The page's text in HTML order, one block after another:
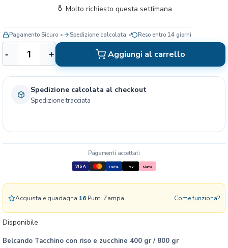
Disponibile
Belcando Tacchino con riso e zucchine 400 gr / 800 gr
e
l
a
n
n
o
c
- + Aggiungi al carrello
Molto richiesto questa settimana
Pagamento Sicuro Spedizione calcolata Reso entro 14 giorni
Spedizione calcolata al checkout
Spedizione tracciata
Acquista e guadagna 16 Punti Zampa Come funziona?
Pagamenti accettati
VISA PayPal Pay Klarna